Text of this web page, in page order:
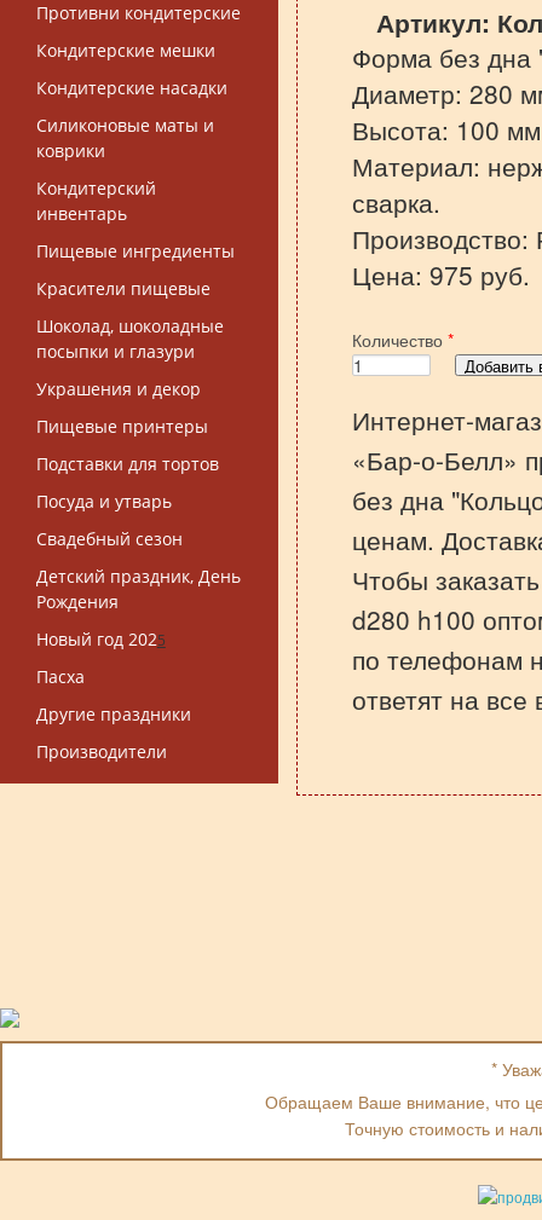
Противни кондитерские
Кондитерские мешки
Кондитерские насадки
Силиконовые маты и
коврики
Кондитерский
инвентарь
Пищевые ингредиенты
Красители пищевые
Шоколад, шоколадные
посыпки и глазури
Украшения и декор
Пищевые принтеры
Подставки для тортов
Посуда и утварь
Свадебный сезон
Детский праздник, День
Рождения
Новый год 2025
Пасха
Другие праздники
Производители
Артикул:
Форма без дна
Диаметр: 280
Высота: 100
Материал:
сварка.
Производство:
Цена: 975 руб.
Количество *
Интернет-
«Бар-о-Белл»
без дна
ценам.
Чтобы
d280 h100
по телефонам
ответят на все
*
Обращаем Ваше внимание, что
Точную стоимость и